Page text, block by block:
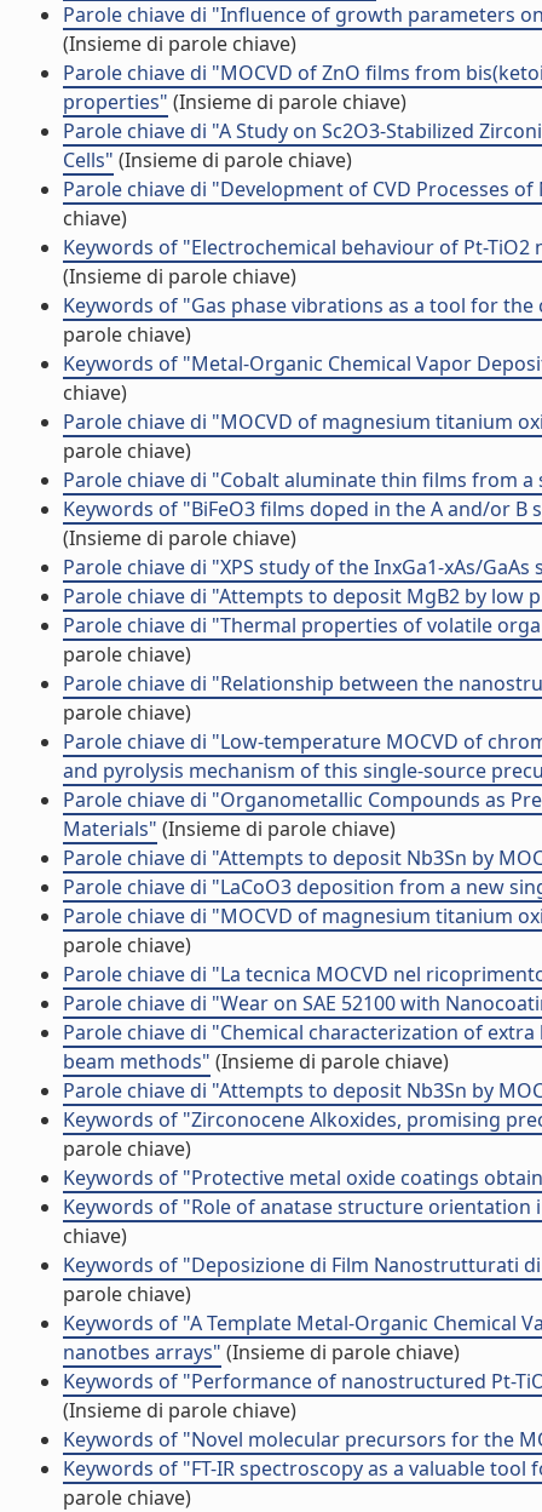
Parole chiave di "Influence of growth parameters
(Insieme di parole chiave)
Parole chiave di "MOCVD of ZnO films from
properties" (Insieme di parole chiave)
Parole chiave di "A Study on Sc2O3-Stabilized
Cells" (Insieme di parole chiave)
Parole chiave di "Development of CVD Processes
chiave)
Keywords of "Electrochemical behaviour of Pt-
(Insieme di parole chiave)
Keywords of "Gas phase vibrations as a tool for
parole chiave)
Keywords of "Metal-Organic Chemical Vapor
chiave)
Parole chiave di "MOCVD of magnesium titanium
parole chiave)
Parole chiave di "Cobalt aluminate thin films from
Keywords of "BiFeO3 films doped in the A and/or
(Insieme di parole chiave)
Parole chiave di "XPS study of the InxGa1-xAs/
Parole chiave di "Attempts to deposit MgB2 by low
Parole chiave di "Thermal properties of volatile
parole chiave)
Parole chiave di "Relationship between the
parole chiave)
Parole chiave di "Low-temperature MOCVD of
and pyrolysis mechanism of this single-source
Parole chiave di "Organometallic Compounds as
Materials" (Insieme di parole chiave)
Parole chiave di "Attempts to deposit Nb3Sn by
Parole chiave di "LaCoO3 deposition from a new
Parole chiave di "MOCVD of magnesium titanium
parole chiave)
Parole chiave di "La tecnica MOCVD nel
Parole chiave di "Wear on SAE 52100 with
Parole chiave di "Chemical characterization of
beam methods" (Insieme di parole chiave)
Parole chiave di "Attempts to deposit Nb3Sn by
Keywords of "Zirconocene Alkoxides, promising
parole chiave)
Keywords of "Protective metal oxide coatings
Keywords of "Role of anatase structure
chiave)
Keywords of "Deposizione di Film Nanostrutturati
parole chiave)
Keywords of "A Template Metal-Organic Chemical
nanotbes arrays" (Insieme di parole chiave)
Keywords of "Performance of nanostructured Pt-
(Insieme di parole chiave)
Keywords of "Novel molecular precursors for the
Keywords of "FT-IR spectroscopy as a valuable
parole chiave)